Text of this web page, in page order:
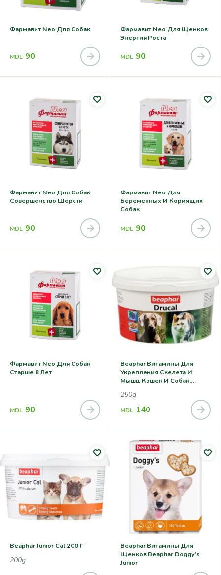
Фармавит Neo Для Собак
MDL 90
Фармавит Neo Для Щенков
Энергия Роста
MDL 90
Фармавит Neo Для Собак
Совершенство Шерсти
MDL 90
Фармавит Neo Для
Беременных И Кормящих
Собак
MDL 90
Фармавит Neo Для Собак
Старше 8 Лет
MDL 90
Beaphar Витамины Для
Укрепления Скелета И
Мышц Кошек И Собак,
250g
MDL 140
Beaphar Junior Cal 200 Г
200g
Beaphar Витамины Для
Щенков Beaphar Doggy’s
Junior